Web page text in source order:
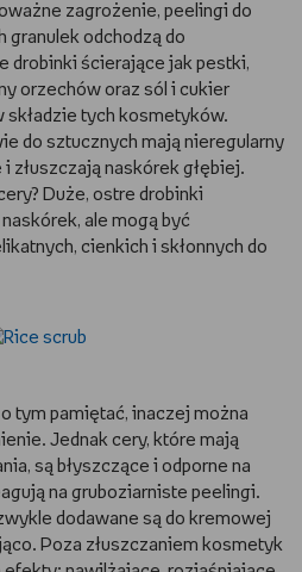
zagrożenie, peelingi do
granulek odchodzą do
drobinki ścierające jak pestki,
orzechów oraz sól i cukier
tych kosmetyków.
do sztucznych mają nieregularny
złuszczają naskórek głębiej.
Duże, ostre drobinki
ale mogą być
cienkich i skłonnych do
tym pamiętać, inaczej można
Jednak cery, które mają
są błyszczące i odporne na
na gruboziarniste peelingi.
dodawane są do kremowej
Poza złuszczaniem kosmetyk